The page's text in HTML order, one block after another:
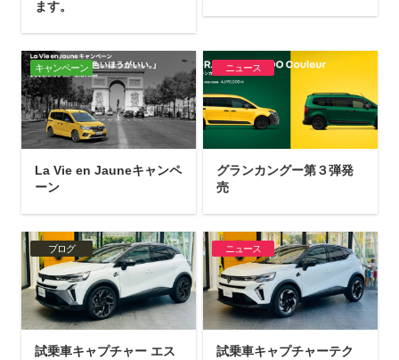
ます。
キャンペーン
La Vie en Jauneキャンペ
ーン
ニュース
グランカングー第３弾発
売
ブログ
試乗車キャプチャー エス
ニュース
試乗車キャプチャーテク